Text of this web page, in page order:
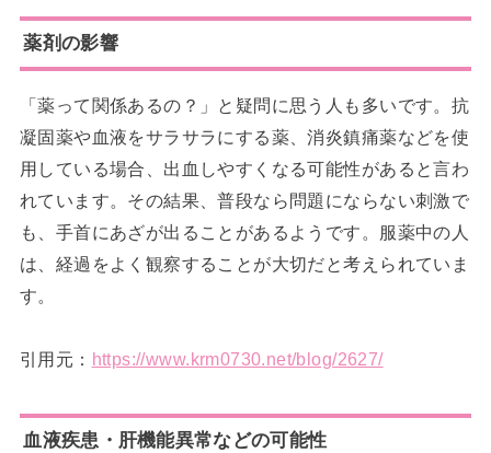
薬剤の影響
「薬って関係あるの？」と疑問に思う人も多いです。抗
凝固薬や血液をサラサラにする薬、消炎鎮痛薬などを使
用している場合、出血しやすくなる可能性があると言わ
れています。その結果、普段なら問題にならない刺激で
も、手首にあざが出ることがあるようです。服薬中の人
は、経過をよく観察することが大切だと考えられていま
す。
引用元： https://www.krm0730.net/blog/2627/
血液疾患・肝機能異常などの可能性